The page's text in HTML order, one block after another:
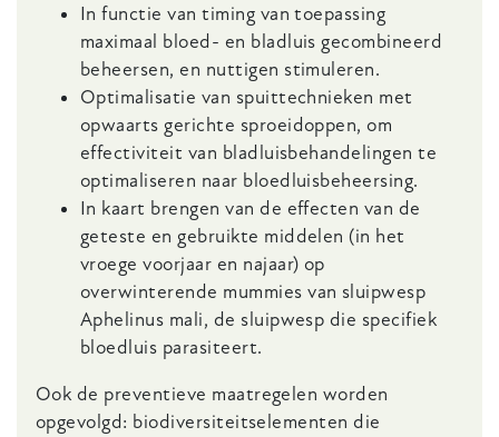
In functie van timing van toepassing
maximaal bloed- en bladluis gecombineerd
beheersen, en nuttigen stimuleren.
Optimalisatie van spuittechnieken met
opwaarts gerichte sproeidoppen, om
effectiviteit van bladluisbehandelingen te
optimaliseren naar bloedluisbeheersing.
In kaart brengen van de effecten van de
geteste en gebruikte middelen (in het
vroege voorjaar en najaar) op
overwinterende mummies van sluipwesp
Aphelinus mali, de sluipwesp die specifiek
bloedluis parasiteert.
Ook de preventieve maatregelen worden
opgevolgd: biodiversiteitselementen die